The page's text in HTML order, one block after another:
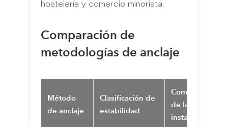
hostelería y comercio minorista.
Comparación de
metodologías de anclaje
Método
de anclaje
Clasificación de
estabilidad
Complejidad
de la
instalación